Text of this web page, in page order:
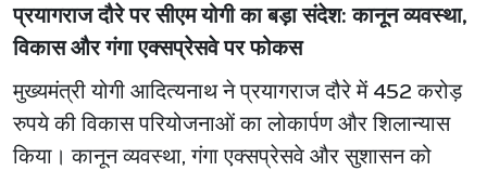
प्रयागराज दौरे पर सीएम योगी का बड़ा संदेश: कानून व्यवस्था,
विकास और गंगा एक्सप्रेसवे पर फोकस
मुख्यमंत्री योगी आदित्यनाथ ने प्रयागराज दौरे में 452 करोड़
रुपये की विकास परियोजनाओं का लोकार्पण और शिलान्यास
किया। कानून व्यवस्था, गंगा एक्सप्रेसवे और सुशासन को